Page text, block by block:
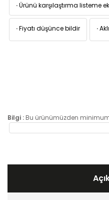
·Ürünü karşılaştırma listeme
·Fiyatı düşünce bildir ·
Bilgi : Bu ürünümüzden